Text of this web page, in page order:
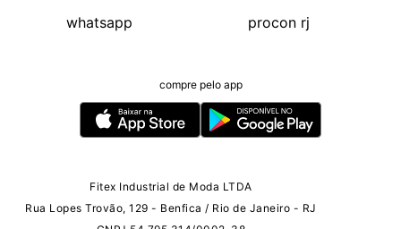
whatsapp
procon rj
compre pelo app
Fitex Industrial de Moda LTDA
Rua Lopes Trovão, 129 - Benfica / Rio de Janeiro - RJ